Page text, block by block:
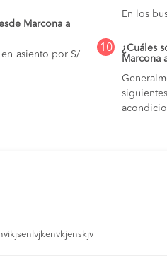
Marcona a
en asiento por S/
En los
10
¿Cuáles
Marcona